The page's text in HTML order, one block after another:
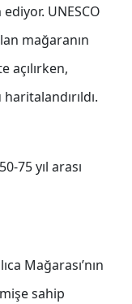
UNESCO
mağaranın
açılırken,
75 yıl arası
Mağarası’nın
sahip